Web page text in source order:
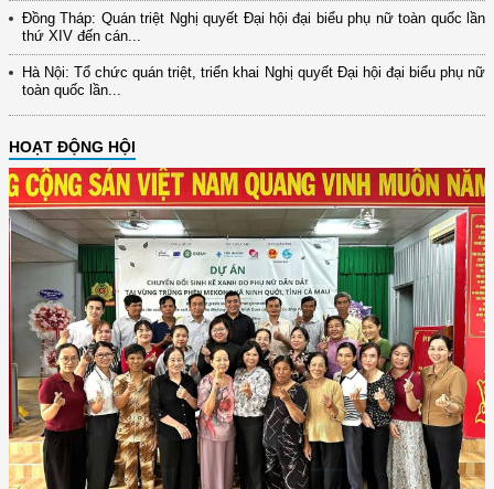
Đồng Tháp: Quán triệt Nghị quyết Đại hội đại biểu phụ nữ toàn quốc lần
thứ XIV đến cán...
Hà Nội: Tổ chức quán triệt, triển khai Nghị quyết Đại hội đại biểu phụ nữ
toàn quốc lần...
HOẠT ĐỘNG HỘI